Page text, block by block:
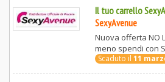
Il tuo carrello
SexyAvenue
Nuova offerta NO
meno spendi con
Scaduto il11